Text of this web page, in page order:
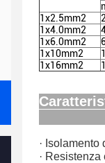
1x2.5mm2
1x4.0mm2
1x6.0mm2
1x10mm2
1x16mm2
·
·